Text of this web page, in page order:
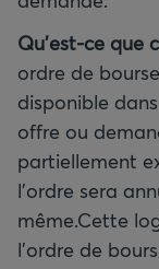
Qu'est-ce que
ordre de
disponible
offre ou
partiellement
l'ordre sera
même.Cette
l'ordre de